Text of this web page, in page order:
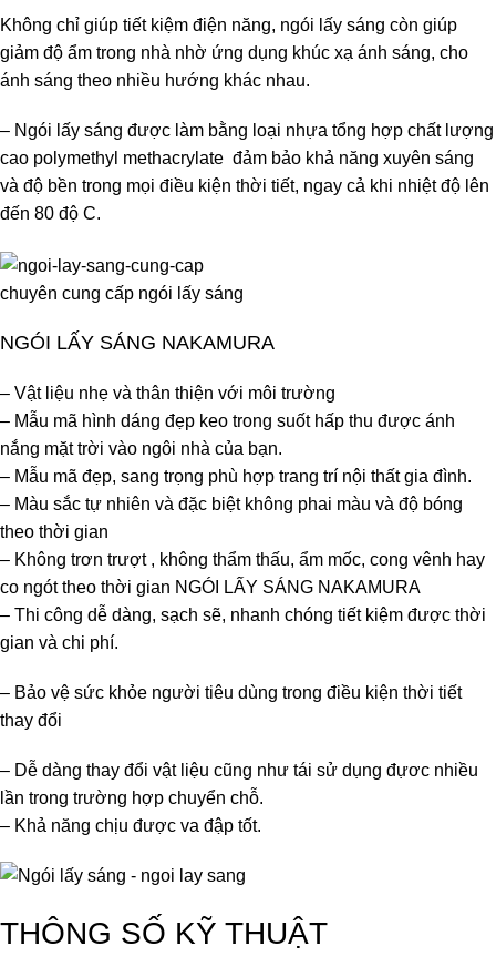
Không chỉ giúp tiết kiệm điện năng, ngói lấy sáng còn giúp
giảm độ ẩm trong nhà nhờ ứng dụng khúc xạ ánh sáng, cho
ánh sáng theo nhiều hướng khác nhau.
– Ngói lấy sáng được làm bằng loại nhựa tổng hợp chất lượng
cao polymethyl methacrylate đảm bảo khả năng xuyên sáng
và độ bền trong mọi điều kiện thời tiết, ngay cả khi nhiệt độ lên
đến 80 độ C.
chuyên cung cấp ngói lấy sáng
NGÓI LẤY SÁNG NAKAMURA
– Vật liệu nhẹ và thân thiện với môi trường
– Mẫu mã hình dáng đẹp keo trong suốt hấp thu được ánh
nắng mặt trời vào ngôi nhà của bạn.
– Mẫu mã đẹp, sang trọng phù hợp trang trí nội thất gia đình.
– Màu sắc tự nhiên và đặc biệt không phai màu và độ bóng
theo thời gian
– Không trơn trượt , không thẩm thấu, ẩm mốc, cong vênh hay
co ngót theo thời gian NGÓI LẤY SÁNG NAKAMURA
– Thi công dễ dàng, sạch sẽ, nhanh chóng tiết kiệm được thời
gian và chi phí.
– Bảo vệ sức khỏe người tiêu dùng trong điều kiện thời tiết
thay đổi
– Dễ dàng thay đổi vật liệu cũng như tái sử dụng đựơc nhiều
lần trong trường hợp chuyển chỗ.
– Khả năng chịu được va đập tốt.
THÔNG SỐ KỸ THUẬT